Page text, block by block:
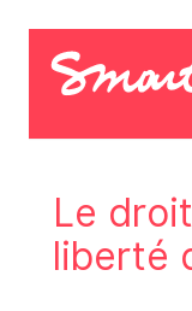
Le
liberté